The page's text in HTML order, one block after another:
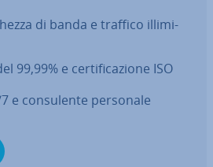
di banda e traffico il­li­mi­
99,99% e cer­ti­fi­ca­zio­ne ISO
e con­su­len­te personale